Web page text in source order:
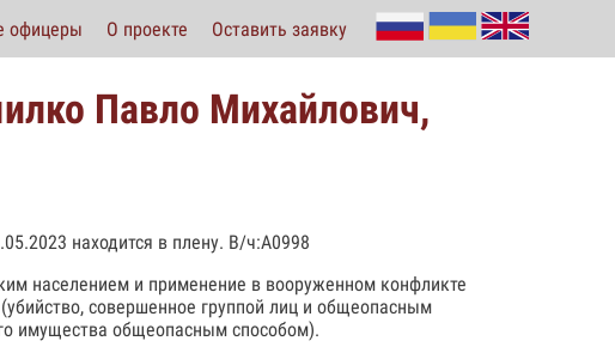
офицеры О проекте Оставить заявку
Павло Михайлович,
находится в плену. В/ч:А0998
населением и применение в вооруженном конфликте
совершенное группой лиц и общеопасным
имущества общеопасным способом).